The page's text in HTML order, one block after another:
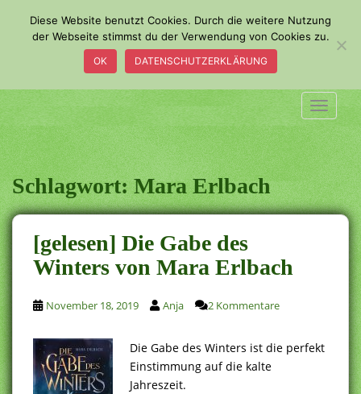
o
m
a
i
n
c
o
n
t
e
n
t
Schlagwort:Mara Erlbach
[gelesen] Die Gabe des
Winters von Mara Erlbach
November 18, 2019 Anja 2 Kommentare
Die Gabe des Winters ist die perfekt
Einstimmung auf die kalte
Jahreszeit.
Diese Website benutzt Cookies. Durch die weitere Nutzung
der Webseite stimmst du der Verwendung von Cookies zu.
OK DATENSCHUTZERKLÄRUNG